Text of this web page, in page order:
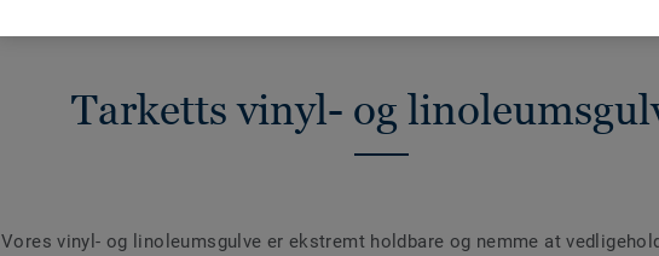
Tarketts vinyl- og
Vores vinyl- og linoleumsgulve er ekstremt holdbare og nemme at